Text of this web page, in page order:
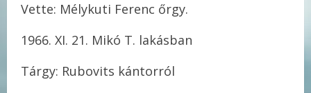
Vette: Mélykuti Ferenc őrgy.
1966. XI. 21. Mikó T. lakásban
Tárgy: Rubovits kántorról